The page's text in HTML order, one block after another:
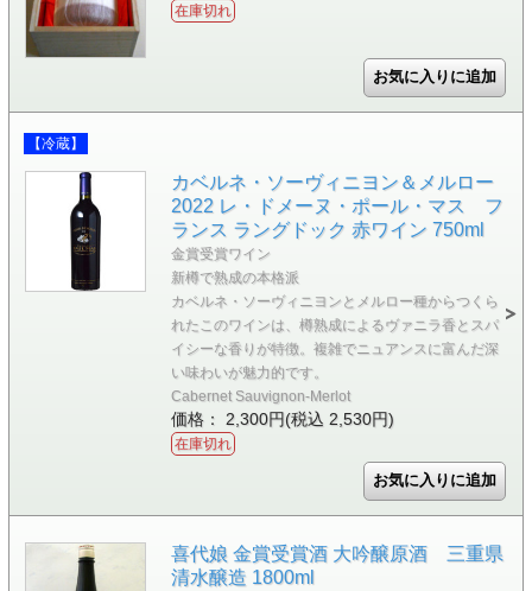
在庫切れ
【冷蔵】
カベルネ・ソーヴィニヨン＆メルロー
2022 レ・ドメーヌ・ポール・マス フ
ランス ラングドック 赤ワイン 750ml
金賞受賞ワイン
新樽で熟成の本格派
カベルネ・ソーヴィニヨンとメルロー種からつくら
れたこのワインは、樽熟成によるヴァニラ香とスパ
イシーな香りが特徴。複雑でニュアンスに富んだ深
い味わいが魅力的です。
Cabernet Sauvignon-Merlot
価格： 2,300円(税込 2,530円)
在庫切れ
喜代娘 金賞受賞酒 大吟醸原酒 三重県
清水醸造 1800ml